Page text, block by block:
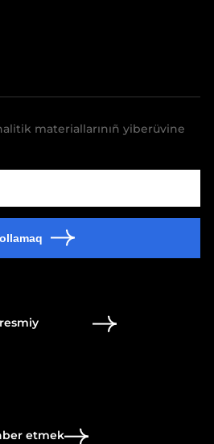
materiallarınıñ yiberüvine
etmek